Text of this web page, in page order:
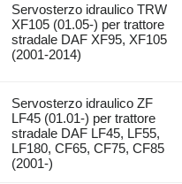
Servosterzo idraulico TRW
XF105 (01.05-) per trattore
stradale DAF XF95, XF105
(2001-2014)
Servosterzo idraulico ZF
LF45 (01.01-) per trattore
stradale DAF LF45, LF55,
LF180, CF65, CF75, CF85
(2001-)